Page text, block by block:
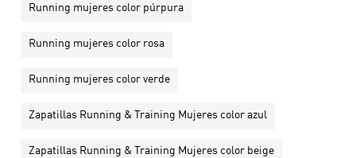
Running mujeres color púrpura
Running mujeres color rosa
Running mujeres color verde
Zapatillas Running & Training Mujeres color azul
Zapatillas Running & Training Mujeres color beige